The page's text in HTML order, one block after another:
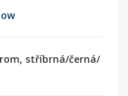
stříbrná/černá/